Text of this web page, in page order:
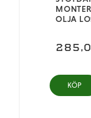
OLJA
KÖP